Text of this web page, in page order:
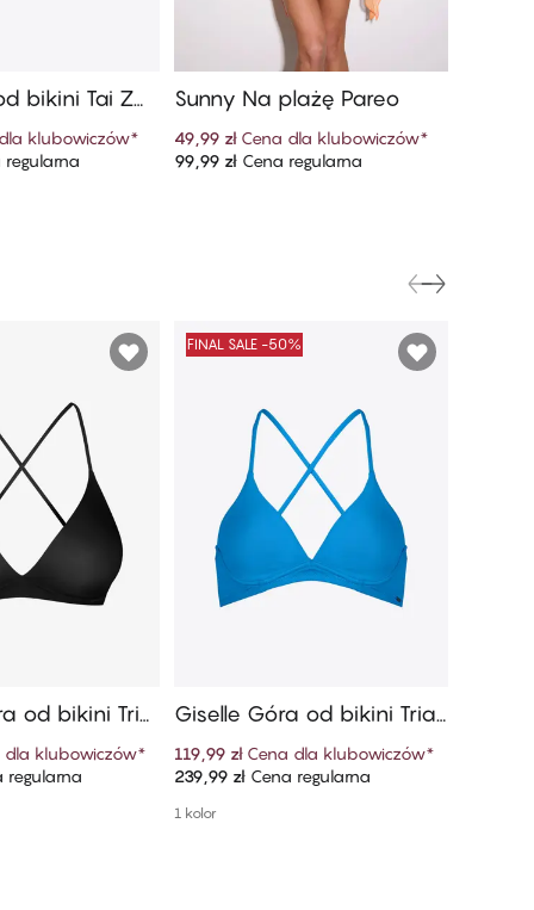
do koszyka
bikini Tai Z
klubowiczów*
regularna Dodaj do koszyka
Sunny Na plażę Pareo
49,99 zł Cena dla klubowiczów*
99,99 złCena regularna
do koszyka
od bikini Tria
dla klubowiczów*
regularna Dodaj do koszyka
FINAL SALE -50%
Giselle Góra od bikini Trian
119,99 zł Cena dla klubowiczów*
239,99 złCena regularna
1 kolor